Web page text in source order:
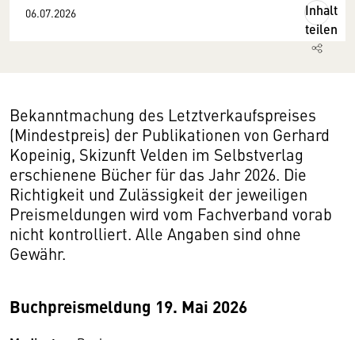
06.07.2026
Inhalt
teilen
Bekanntmachung des Letztverkaufspreises
(Mindestpreis) der Publikationen von Gerhard
Kopeinig, Skizunft Velden im Selbstverlag
erschienene Bücher für das Jahr 2026. Die
Richtigkeit und Zulässigkeit der jeweiligen
Preismeldungen wird vom Fachverband vorab
nicht kontrolliert. Alle Angaben sind ohne
Gewähr.
Buchpreismeldung 19. Mai 2026